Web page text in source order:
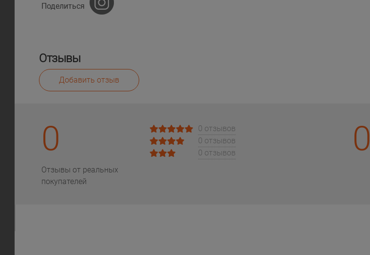
Поделиться
Отзывы
Добавить отзыв
0
Отзывы от реальных
покупателей
0 отзывов
0 отзывов
0 отзывов
0